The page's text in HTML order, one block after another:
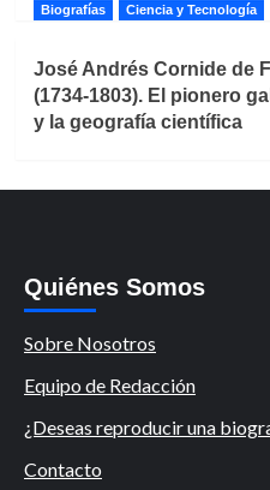
Biografías Ciencia y Tecnología
José Andrés Cornide de
(1734-1803). El pionero
y la geografía científica
Quiénes Somos
Sobre Nosotros
Equipo de Redacción
¿Deseas reproducir una
Contacto